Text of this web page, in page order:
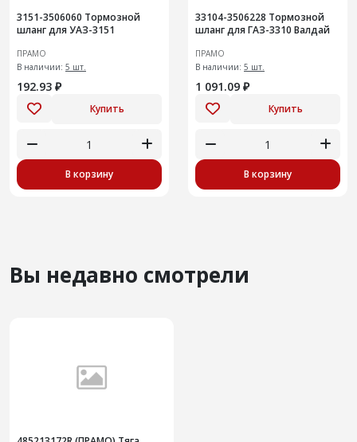
3151-3506060 Тормозной
шланг для УАЗ-3151
ПРАМО
В наличии: 5 шт.
192.93 ₽
Купить
В корзину
33104-3506228 Тормозной
шланг для ГАЗ-3310 Валдай
ПРАМО
В наличии: 5 шт.
1 091.09 ₽
Купить
В корзину
Вы недавно смотрели